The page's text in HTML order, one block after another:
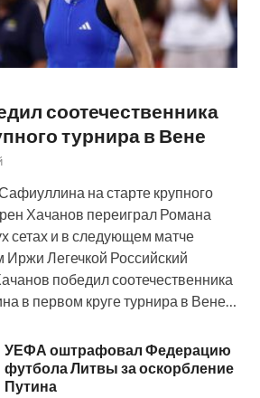
соотечественника
турнира в Вене
на старте крупного
Хачанов переиграл Романа
сетах и в следующем матче
Иржи Легечкой Российский
победил соотечественника
в первом круге турнира в Вене…
УЕФА оштрафовал Федерацию
футбола Литвы за оскорбление
Путина